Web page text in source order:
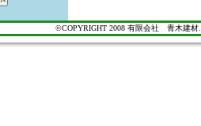
©COPYRIGHT 2008 有限会社 青木建材.